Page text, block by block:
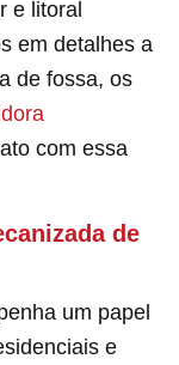
e litoral
em detalhes a
de fossa, os
com essa
de
um papel
e